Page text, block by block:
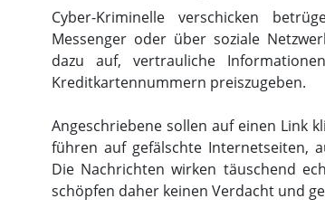
Cyber-Kriminelle verschicken
Messenger oder über soziale
dazu auf, vertrauliche
Kreditkartennummern preiszugeben.
Angeschriebene sollen auf einen Link
führen auf gefälschte Internetseiten,
Die Nachrichten wirken täuschend
schöpfen daher keinen Verdacht und